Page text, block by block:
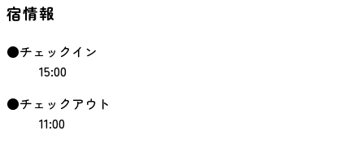
宿情報
●チェックイン
15:00
●チェックアウト
11:00